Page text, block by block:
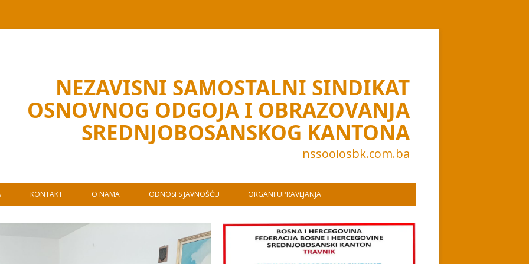
NEZAVISNI SAMOSTALNI SINDIKAT
OSNOVNOG ODGOJA I OBRAZOVANJA
SREDNJOBOSANSKOG KANTONA
nssooiosbk.com.ba
KONTAKT O NAMA ODNOSI S JAVNOŠĆU ORGANI UPRAVLJANJA